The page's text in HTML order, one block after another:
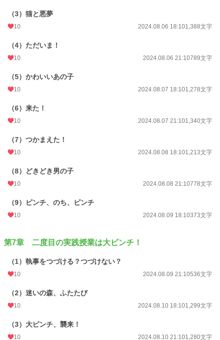
（3）猫と悪夢
10 2024.08.06 18:101,388文字
（4）ただいま！
10 2024.08.06 21:10789文字
（5）かわいいあの子
10 2024.08.07 18:101,278文字
（6）来た！
10 2024.08.07 21:101,340文字
（7）つかまえた！
10 2024.08.08 18:101,213文字
（8）どきどき男の子
10 2024.08.08 21:10778文字
（9）ピンチ、のち、ピンチ
10 2024.08.09 18:10373文字
第7章 二度目の実践授業は大ピンチ！
（1）執事をつづける？つづけない？
10 2024.08.09 21:10536文字
（2）迷いの森、ふたたび
10 2024.08.10 18:101,299文字
（3）大ピンチ、襲来！
10 2024.08.10 21:101,280文字